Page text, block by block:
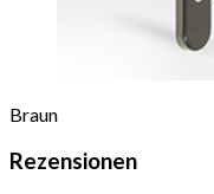
Braun
Rezensionen